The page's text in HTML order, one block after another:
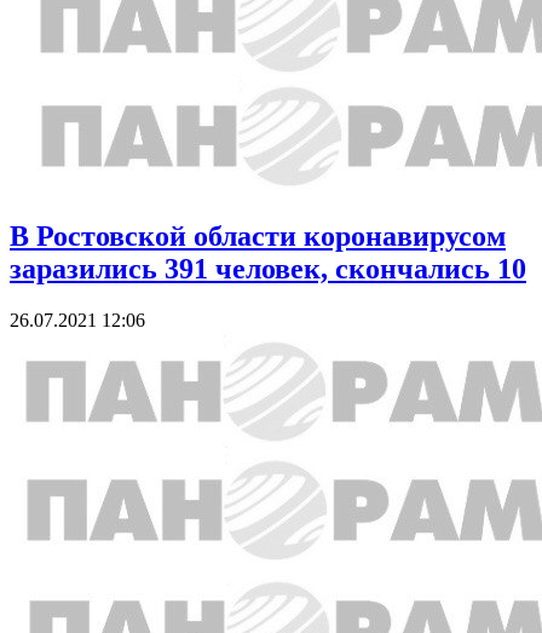
В Ростовской области коронавирусом
заразились 391 человек, скончались 10
26.07.2021 12:06